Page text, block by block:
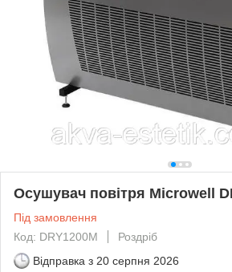
Осушувач повітря Microwell
Під замовлення
Код: DRY1200M
Роздріб
Відправка з 20 серпня 2026